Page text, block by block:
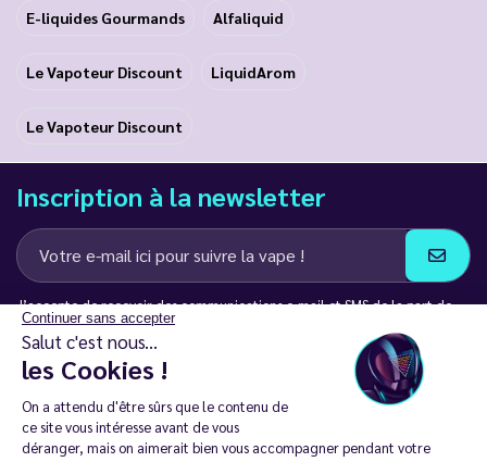
Continuer sans accepter
Salut c'est nous...
les Cookies !
On a attendu d'être sûrs que le contenu de
ce site vous intéresse avant de vous
déranger, mais on aimerait bien vous accompagner pendant votre
E-liquides Gourmands Alfaliquid
Le Vapoteur Discount LiquidArom
Le Vapoteur Discount
Inscription à la newsletter
J’accepte de recevoir des communications e-mail et SMS de la part de
LD Groupe
Restez en contact